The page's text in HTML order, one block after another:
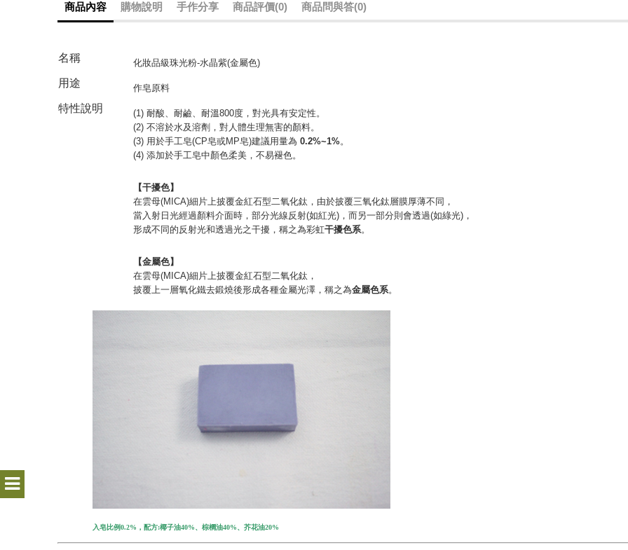
商品內容 購物說明 手作分享 商品評價(0) 商品問與答(0)
名稱 化妝品級珠光粉-水晶紫(金屬色)
用途 作皂原料
特性說明
(1) 耐酸、耐鹼、耐溫800度，對光具有安定性。
(2) 不溶於水及溶劑，對人體生理無害的顏料。
(3) 用於手工皂(CP皂或MP皂)建議用量為 0.2%~1%。
(4) 添加於手工皂中顏色柔美，不易褪色。
【干擾色】
在雲母(MICA)細片上披覆金紅石型二氧化鈦，由於披覆三氧化鈦層膜厚薄不同，
當入射日光經過顏料介面時，部分光線反射(如紅光)，而另一部分則會透過(如綠光)，
形成不同的反射光和透過光之干擾，稱之為彩虹干擾色系。
【金屬色】
在雲母(MICA)細片上披覆金紅石型二氧化鈦，
披覆上一層氧化鐵去鍛燒後形成各種金屬光澤，稱之為金屬色系。
入皂比例0.2% ，配方:椰子油40%、棕櫚油40%、芥花油20%